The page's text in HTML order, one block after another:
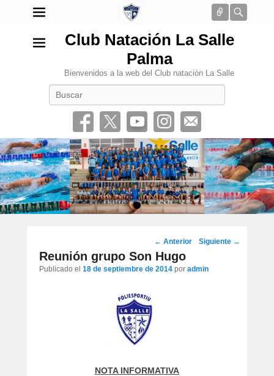
Conectar
Club Natación La Salle
Palma
Bienvenidos a la web del Club natación La Salle
•
Navegación
por
los
← Anterior Siguiente →
Reunión grupo Son Hugo
Publicado el 18 de septiembre de 2014 por admin
NOTA INFORMATIVA